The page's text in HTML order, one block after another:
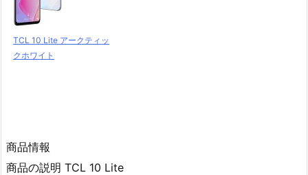
TCL 10 Lite アークティッ
クホワイト
商品情報
商品の説明 TCL 10 Lite